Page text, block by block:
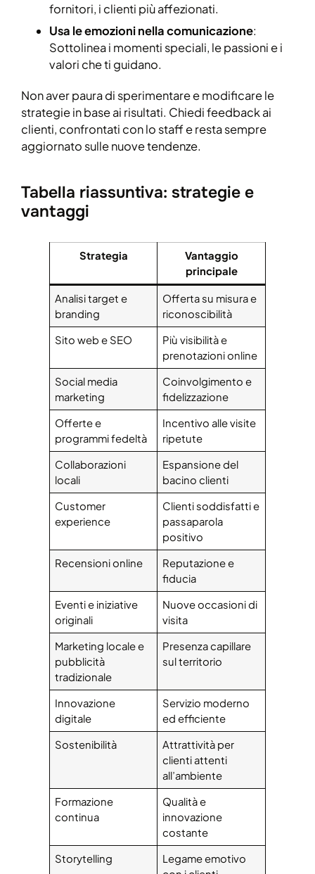
fornitori, i clienti più affezionati.
Usa le emozioni nella comunicazione:
Sottolinea i momenti speciali, le passioni e i
valori che ti guidano.
Non aver paura di sperimentare e modificare le
strategie in base ai risultati. Chiedi feedback ai
clienti, confrontati con lo staff e resta sempre
aggiornato sulle nuove tendenze.
Tabella riassuntiva: strategie e
vantaggi
Strategia
Vantaggio
principale
Analisi target e
branding
Offerta su misura e
riconoscibilità
Sito web e SEO
Più visibilità e
prenotazioni online
Social media
marketing
Coinvolgimento e
fidelizzazione
Offerte e
programmi fedeltà
Incentivo alle visite
ripetute
Collaborazioni
locali
Espansione del
bacino clienti
Customer
experience
Clienti soddisfatti e
passaparola
positivo
Recensioni online
Reputazione e
fiducia
Eventi e iniziative
originali
Nuove occasioni di
visita
Marketing locale e
pubblicità
tradizionale
Presenza capillare
sul territorio
Innovazione
digitale
Servizio moderno
ed efficiente
Sostenibilità
Attrattività per
clienti attenti
all’ambiente
Formazione
continua
Qualità e
innovazione
costante
Storytelling
Legame emotivo